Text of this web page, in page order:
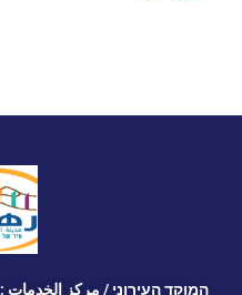
המוקד העירוני / مركز الخدمات :